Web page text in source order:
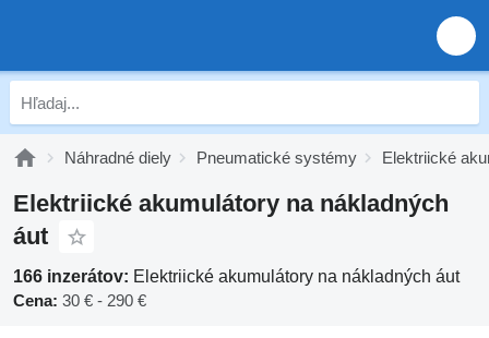
Náhradné diely Pneumatické systémy Elektriické
Elektriické akumulátory na nákladných
áut
166 inzerátov: Elektriické akumulátory na nákladných áut
Cena: 30 € - 290 €